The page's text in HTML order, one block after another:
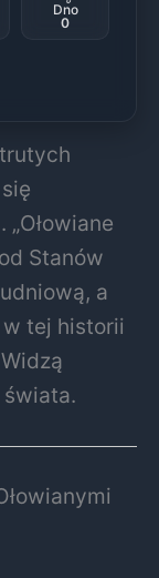
Dno
0
Stanów
a
tej historii
świata.